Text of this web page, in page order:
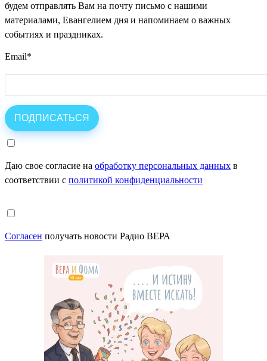
будем отправлять Вам на почту письмо с нашими
материалами, Евангелием дня и напоминаем о важных
событиях и праздниках.
Email*
Даю свое согласие на обработку персональных данных в
соответствии с политикой конфиденциальности
Согласен получать новости Радио ВЕРА